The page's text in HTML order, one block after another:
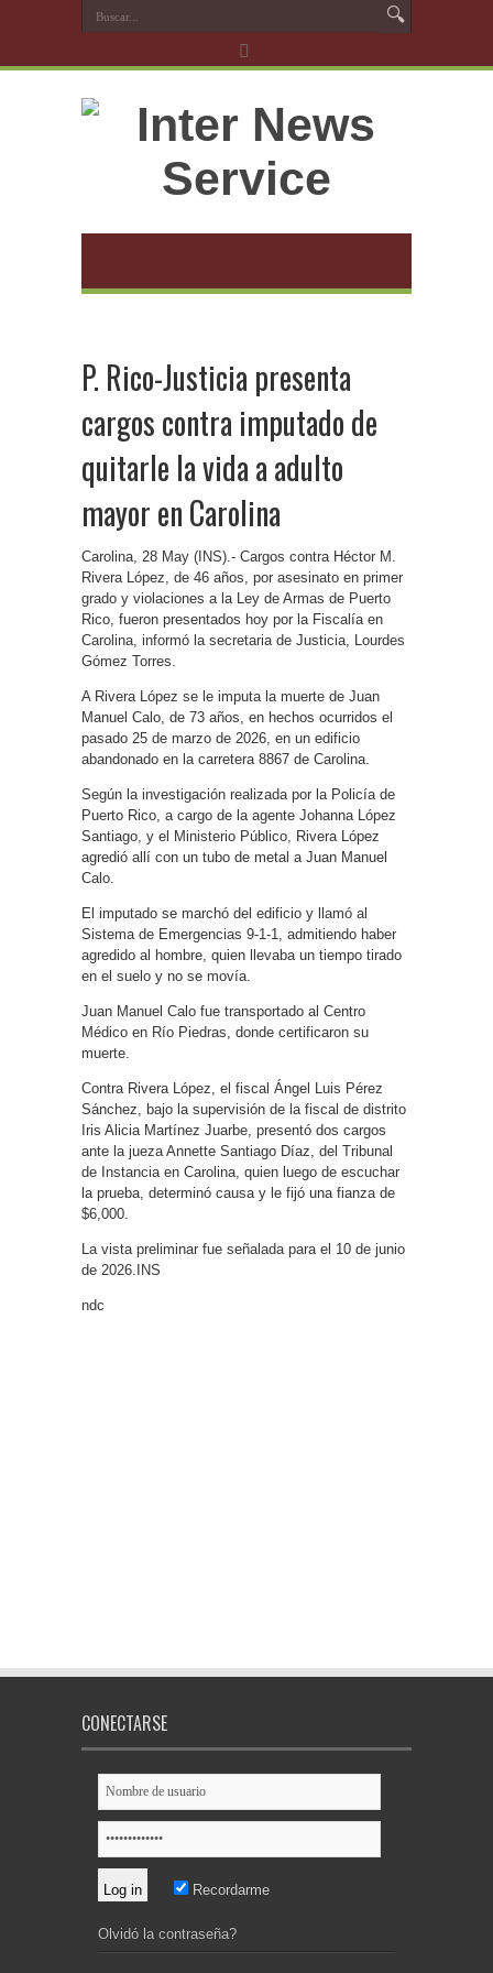
P. Rico-Justicia presenta
cargos contra imputado de
quitarle la vida a adulto
mayor en Carolina
Carolina, 28 May (INS).- Cargos contra Héctor M.
Rivera López, de 46 años, por asesinato en primer
grado y violaciones a la Ley de Armas de Puerto
Rico, fueron presentados hoy por la Fiscalía en
Carolina, informó la secretaria de Justicia, Lourdes
Gómez Torres.
A Rivera López se le imputa la muerte de Juan
Manuel Calo, de 73 años, en hechos ocurridos el
pasado 25 de marzo de 2026, en un edificio
abandonado en la carretera 8867 de Carolina.
Según la investigación realizada por la Policía de
Puerto Rico, a cargo de la agente Johanna López
Santiago, y el Ministerio Público, Rivera López
agredió allí con un tubo de metal a Juan Manuel
Calo.
El imputado se marchó del edificio y llamó al
Sistema de Emergencias 9-1-1, admitiendo haber
agredido al hombre, quien llevaba un tiempo tirado
en el suelo y no se movía.
Juan Manuel Calo fue transportado al Centro
Médico en Río Piedras, donde certificaron su
muerte.
Contra Rivera López, el fiscal Ángel Luis Pérez
Sánchez, bajo la supervisión de la fiscal de distrito
Iris Alicia Martínez Juarbe, presentó dos cargos
ante la jueza Annette Santiago Díaz, del Tribunal
de Instancia en Carolina, quien luego de escuchar
la prueba, determinó causa y le fijó una fianza de
$6,000.
La vista preliminar fue señalada para el 10 de junio
de 2026.INS
ndc
CONECTARSE
Recordarme
Olvidó la contraseña?